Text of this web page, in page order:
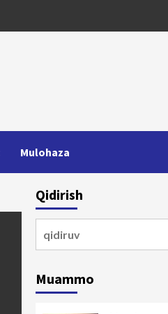
Mulohaza
Qidirish
Muammo